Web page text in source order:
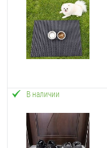
В наличии